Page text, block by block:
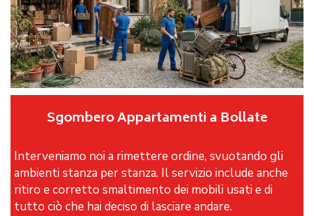
Sgombero Appartamenti a Bollate
Interveniamo noi a rimettere ordine, svuotando gli
ambienti stanza per stanza. Il servizio include anche
ritiro e corretto smaltimento dei mobili usati e di
tutto ciò che hai deciso di lasciare andare.